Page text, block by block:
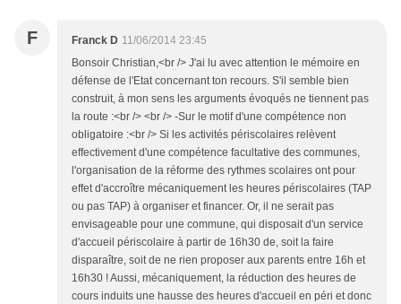
F Franck D 11/06/2014 23:45
Bonsoir Christian,<br /> J'ai lu avec attention le mémoire en
défense de l'Etat concernant ton recours. S'il semble bien
construit, à mon sens les arguments évoqués ne tiennent pas
la route :<br /> <br /> -Sur le motif d'une compétence non
obligatoire :<br /> Si les activités périscolaires relèvent
effectivement d'une compétence facultative des communes,
l'organisation de la réforme des rythmes scolaires ont pour
effet d'accroître mécaniquement les heures périscolaires (TAP
ou pas TAP) à organiser et financer. Or, il ne serait pas
envisageable pour une commune, qui disposait d'un service
d'accueil périscolaire à partir de 16h30 de, soit la faire
disparaître, soit de ne rien proposer aux parents entre 16h et
16h30 ! Aussi, mécaniquement, la réduction des heures de
cours induits une hausse des heures d'accueil en péri et donc